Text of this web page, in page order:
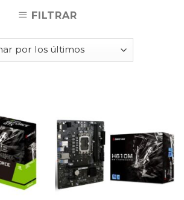
FILTRAR